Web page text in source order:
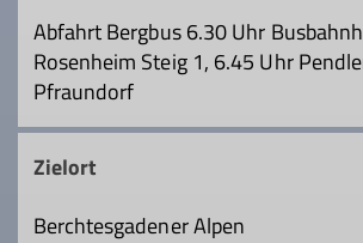
Abfahrt Bergbus 6.30 Uhr
Rosenheim Steig 1, 6.45 Uhr
Pfraundorf
Zielort
Berchtesgadener Alpen